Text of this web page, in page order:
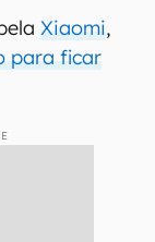
Xiaomi,
para ficar